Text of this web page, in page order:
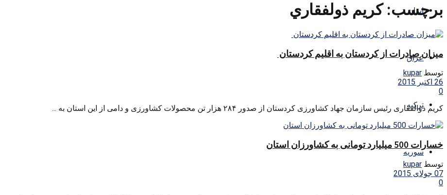
ایران
عراق
ترکیه
سوریه
برچسب:كريم ذولفقاري
میزان صادرات از کردستان به اقلیم کردستان
توسط kupar
26 اکتبر 2015
0
کریم ذوالفقاری رئیس سازمان جهاد کشاورزی کردستان از صدور ۲۸۴ هزار تن محصولات کشاورزی و دامی از این استان به ...
خسارات 500 میلیارد تومانی به کشاورزان استان
توسط kupar
07 جولای 2015
0